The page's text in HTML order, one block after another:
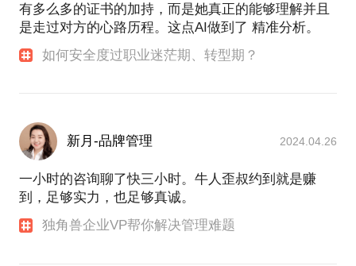
分析你目前所拥有的资源，以及围绕未来发展方向所
应去拓展的资源；
此外，可能性地分享我所具有的资源给你；发现与矫
有些可能你已经意识到了，但没有勇气去面对与调
整，有些可能你还完全没有意识到，让我们一起来挖
掘吧；交流如何协调事业与家庭；以及其他围绕本话
题的相关讨论。最后需要明确的是，交流并不能从根
本上解决问题。解决的关键只有两个：一、心态；
二、行动！
有多么多的证书的加持，而是她真正的能够理解并且
是走过对方的心路历程。这点AI做到了 精准分析。
如何安全度过职业迷茫期、转型期？
新月-品牌管理 2024.04.26
一小时的咨询聊了快三小时。牛人歪叔约到就是赚
到，足够实力，也足够真诚。
独角兽企业VP帮你解决管理难题